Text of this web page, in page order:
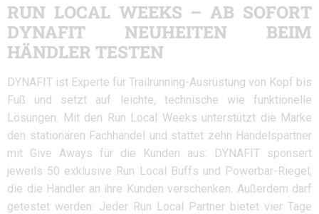
RUN LOCAL WEEKS – AB SOFORT
DYNAFIT NEUHEITEN BEIM
HÄNDLER TESTEN
DYNAFIT ist Experte für Trailrunning-Ausrüstung von Kopf bis
Fuß und setzt auf leichte, technische wie funktionelle
Lösungen. Mit den Run Local Weeks unterstützt die Marke
den stationären Fachhandel und stattet zehn Handelspartner
mit Give Aways für die Kunden aus: DYNAFIT sponsert
jeweils 50 exklusive Run Local Buffs und Powerbar-Riegel,
die die Händler an ihre Kunden verschenken. Außerdem darf
getestet werden: Jeder Run Local Partner bietet vier Tage